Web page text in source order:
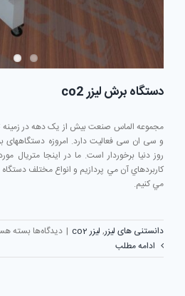
دستگاه برش لیزر co2
مجموعه الماس صنعت بیش از یک دهه در زمینه
و سی ان سی فعالیت دارد. امروزه دستگاههای
روز دنیا برخوردار است. ما در اينجا متريال
كاربردهاي آن مي پردازيم و انواع مختلف دستگاه
مي كنيم.
دانستنی های لیزر, لیزر co2 | دیدگاه‌ها برای
برش
بسته
ادامه مطلب